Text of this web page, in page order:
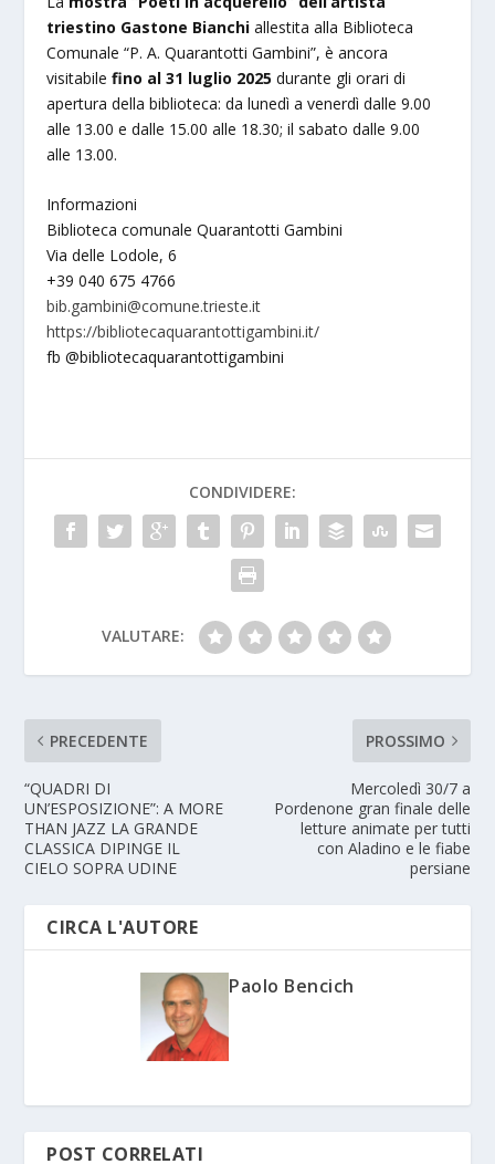
triestino Gastone Bianchiallestita alla Biblioteca
Comunale “P. A. Quarantotti Gambini”, è ancora
visitabilefino al 31 luglio 2025durante gli orari di
apertura della biblioteca: da lunedì a venerdì dalle 9.00
alle 13.00 e dalle 15.00 alle 18.30; il sabato dalle 9.00
alle 13.00.
Informazioni
Biblioteca comunale Quarantotti Gambini
Via delle Lodole, 6
+39 040 675 4766
bib.gambini@comune.trieste.it
https://bibliotecaquarantottigambini.it/
fb @bibliotecaquarantottigambini
CONDIVIDERE:
VALUTARE:
PRECEDENTE
“QUADRI DI
UN’ESPOSIZIONE”: A MORE
THAN JAZZ LA GRANDE
CLASSICA DIPINGE IL
CIELO SOPRA UDINE
PROSSIMO
Mercoledì 30/7 a
Pordenone gran finale delle
letture animate per tutti
con Aladino e le fiabe
persiane
CIRCA L'AUTORE
Paolo Bencich
POST CORRELATI